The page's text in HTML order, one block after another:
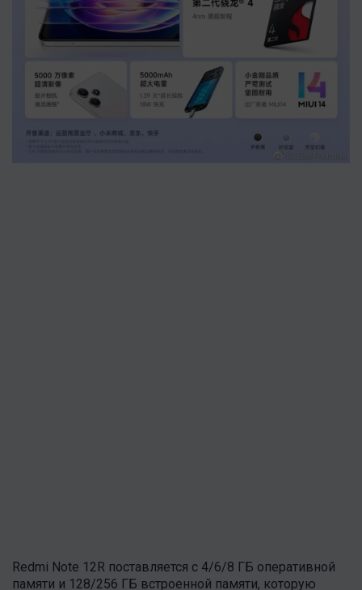
Redmi Note 12R поставляется с 4/6/8 ГБ оперативной
памяти и 128/256 ГБ встроенной памяти, которую